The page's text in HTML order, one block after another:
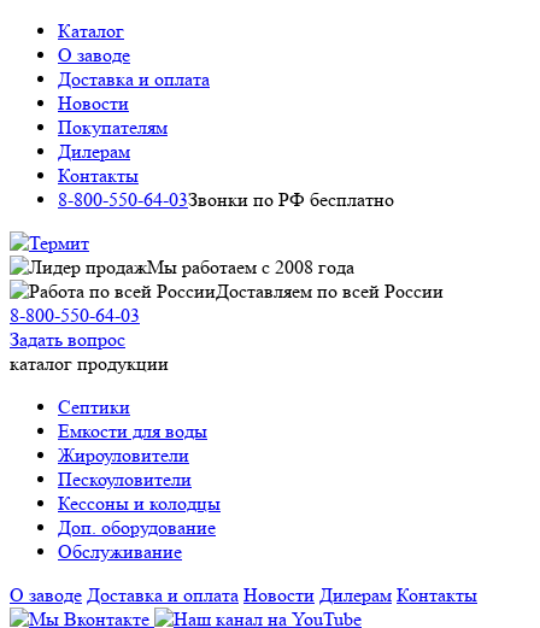
Каталог
О заводе
Доставка и оплата
Новости
Покупателям
Дилерам
Контакты
8-800-550-64-03Звонки по РФ бесплатно
Мы работаем c 2008 года
Доставляем по всей России
8-800-550-64-03
Задать вопрос
каталог продукции
Септики
Емкости для воды
Жироуловители
Пескоуловители
Кессоны и колодцы
Доп. оборудование
Обслуживание
О заводе Доставка и оплата Новости Дилерам Контакты